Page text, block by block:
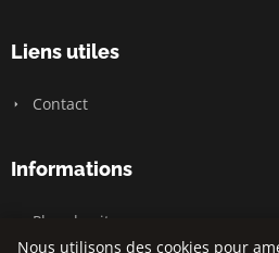
Liens utiles
Contact
Informations
Plan du site
Nous utilisons des cookies pour